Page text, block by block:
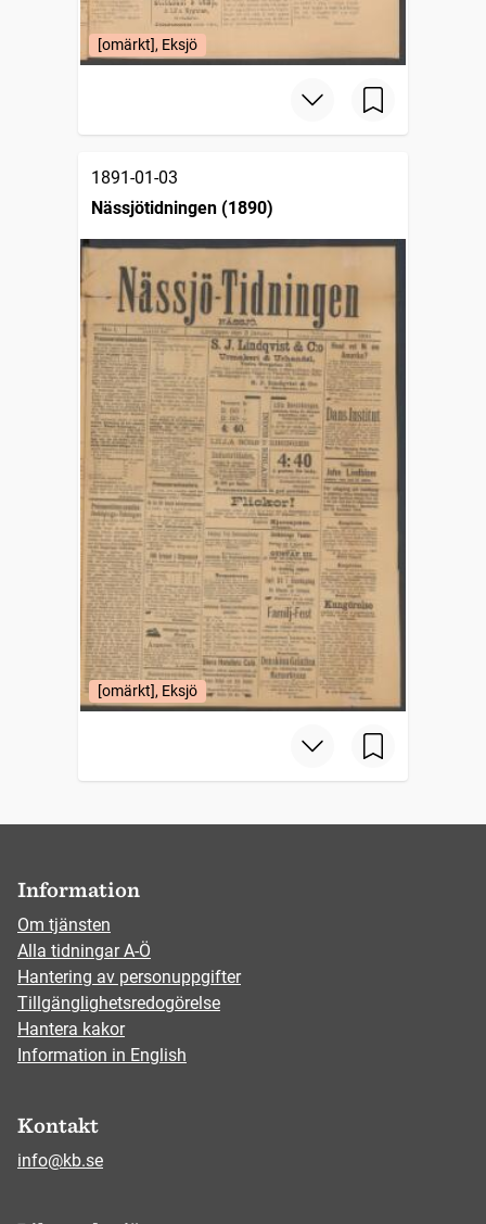
[omärkt], Eksjö
1891-01-03
Nässjötidningen (1890)
[omärkt], Eksjö
Information
Om tjänsten
Alla tidningar A-Ö
Hantering av personuppgifter
Tillgänglighetsredogörelse
Hantera kakor
Information in English
Kontakt
info@kb.se